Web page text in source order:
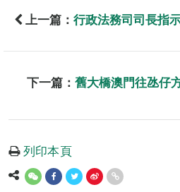
上一篇： 行政法務司司長指
下一篇： 舊大橋澳門往氹仔
列印本頁